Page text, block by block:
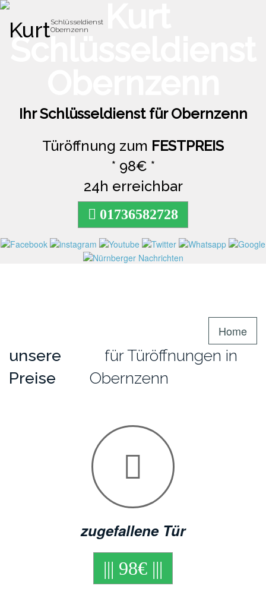
KurtSchlüsseldienst
Obernzenn
Ihr Schlüsseldienst für Obernzenn
Türöffnung zum FESTPREIS
* 98€ *
24h erreichbar
01736582728
Home
unsere
Preise
für Türöffnungen in
Obernzenn
zugefallene Tür
||| 98€ |||